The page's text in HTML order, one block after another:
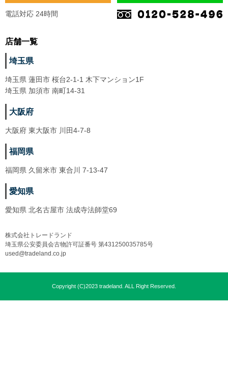
電話対応 24時間
店舗一覧
埼玉県
埼玉県 蓮田市 桜台2-1-1 木下マンション1F
埼玉県 加須市 南町14-31
大阪府
大阪府 東大阪市 川田4-7-8
福岡県
福岡県 久留米市 東合川 7-13-47
愛知県
愛知県 北名古屋市 法成寺法師堂69
株式会社トレードランド
埼玉県公安委員会古物許可証番号 第431250035785号
used@tradeland.co.jp
Copyright (C)2023 tradeland. ALL Right Reserved.